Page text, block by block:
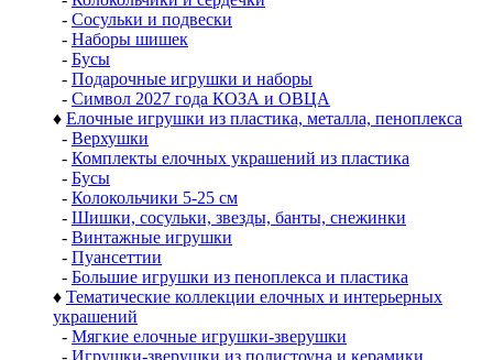
- Сосульки и подвески
- Наборы шишек
- Бусы
- Подарочные игрушки и наборы
- Символ 2027 года КОЗА и ОВЦА
♦ Елочные игрушки из пластика, металла, пеноплекса
- Верхушки
- Комплекты елочных украшений из пластика
- Бусы
- Колокольчики 5-25 см
- Шишки, сосульки, звезды, банты, снежинки
- Винтажные игрушки
- Пуансеттии
- Большие игрушки из пеноплекса и пластика
♦ Тематические коллекции елочных и интерьерных
украшений
- Мягкие елочные игрушки-зверушки
- Игрушки-зверушки из полистоуна и керамики